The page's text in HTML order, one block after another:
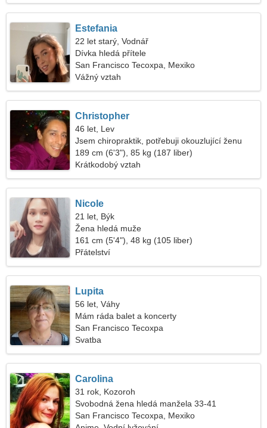
Estefania
22 let starý, Vodnář
Dívka hledá přítele
San Francisco Tecoxpa, Mexiko
Vážný vztah
Christopher
46 let, Lev
Jsem chiropraktik, potřebuji okouzlující ženu
189 cm (6'3"), 85 kg (187 liber)
Krátkodobý vztah
Nicole
21 let, Býk
Žena hledá muže
161 cm (5'4"), 48 kg (105 liber)
Přátelství
Lupita
56 let, Váhy
Mám ráda balet a koncerty
San Francisco Tecoxpa
Svatba
Carolina
31 rok, Kozoroh
Svobodná žena hledá manžela 33-41
San Francisco Tecoxpa, Mexiko